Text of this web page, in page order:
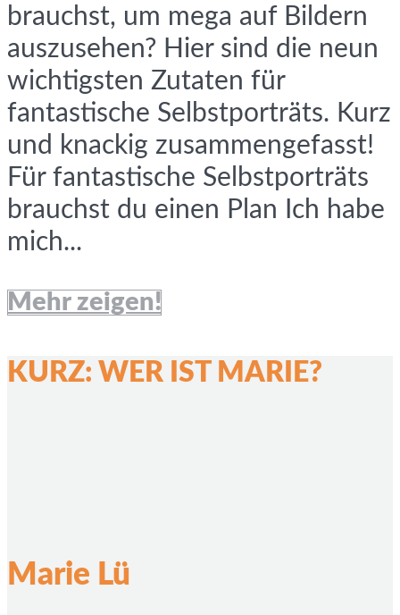
brauchst, um mega auf Bildern
auszusehen? Hier sind die neun
wichtigsten Zutaten für
fantastische Selbstporträts. Kurz
und knackig zusammengefasst!
Für fantastische Selbstporträts
brauchst du einen Plan Ich habe
mich...
Mehr zeigen!
KURZ: WER IST MARIE?
Marie Lü